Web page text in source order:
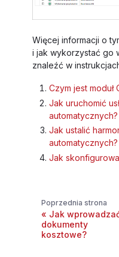
Więcej informacji o
i jak wykorzystać go
znaleźć w
Czym jest moduł
Jak uruchomić
automatycznych?
Jak ustalić
automatycznych?
Jak
Poprzednia strona
Jak
dokumenty
kosztowe?